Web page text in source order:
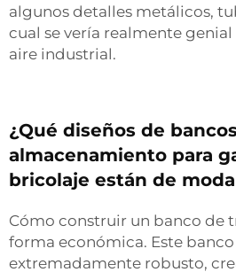
algunos detalles metálicos,
cual se vería realmente genial
aire industrial.
¿Qué diseños de
almacenamiento para
bricolaje están de
Cómo construir un banco de
forma económica. Este
extremadamente robusto,